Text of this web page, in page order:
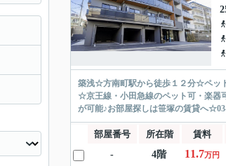
築浅☆方南町駅から徒歩１２分☆ペッ
☆京王線・小田急線のペット可・楽器
が可能♪お部屋探しは笹塚の賃貸へ
部屋番号 所在階 賃料
-
4階 11.7万円